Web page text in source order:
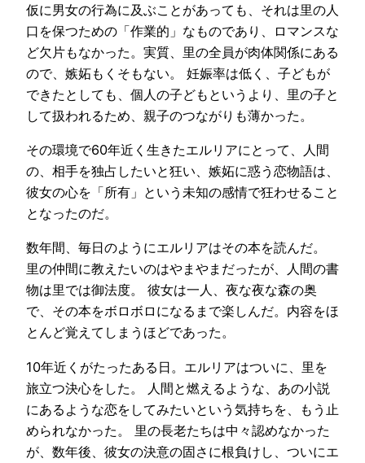
仮に男女の行為に及ぶことがあっても、それは里の人
口を保つための「作業的」なものであり、ロマンスな
ど欠片もなかった。実質、里の全員が肉体関係にある
ので、嫉妬もくそもない。 妊娠率は低く、子どもが
できたとしても、個人の子どもというより、里の子と
して扱われるため、親子のつながりも薄かった。
その環境で60年近く生きたエルリアにとって、人間
の、相手を独占したいと狂い、嫉妬に惑う恋物語は、
彼女の心を「所有」という未知の感情で狂わせること
となったのだ。
数年間、毎日のようにエルリアはその本を読んだ。
里の仲間に教えたいのはやまやまだったが、人間の書
物は里では御法度。 彼女は一人、夜な夜な森の奥
で、その本をボロボロになるまで楽しんだ。内容をほ
とんど覚えてしまうほどであった。
10年近くがたったある日。エルリアはついに、里を
旅立つ決心をした。 人間と燃えるような、あの小説
にあるような恋をしてみたいという気持ちを、もう止
められなかった。 里の長老たちは中々認めなかった
が、数年後、彼女の決意の固さに根負けし、ついにエ